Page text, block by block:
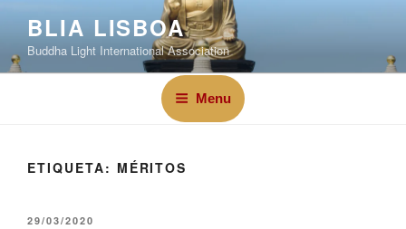
BLIA LISBOA
Buddha Light International Association
Menu
ETIQUETA: MÉRITOS
29/03/2020